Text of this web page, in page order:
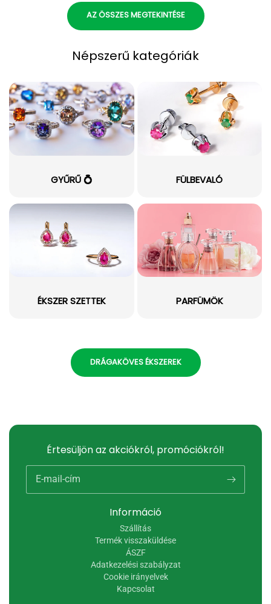
AZ ÖSSZES MEGTEKINTÉSE
Népszerű kategóriák
GYŰRŰ 💍 FÜLBEVALÓ
ÉKSZER SZETTEK PARFÜMÖK
DRÁGAKÖVES ÉKSZEREK
Információ
Szállítás
Termék visszaküldése
ÁSZF
Adatkezelési szabályzat
Cookie irányelvek
Kapcsolat
Értesüljön az akciókról, promóciókról!
E-mail-cím